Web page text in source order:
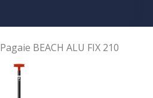
Pagaie BEACH ALU FIX 210